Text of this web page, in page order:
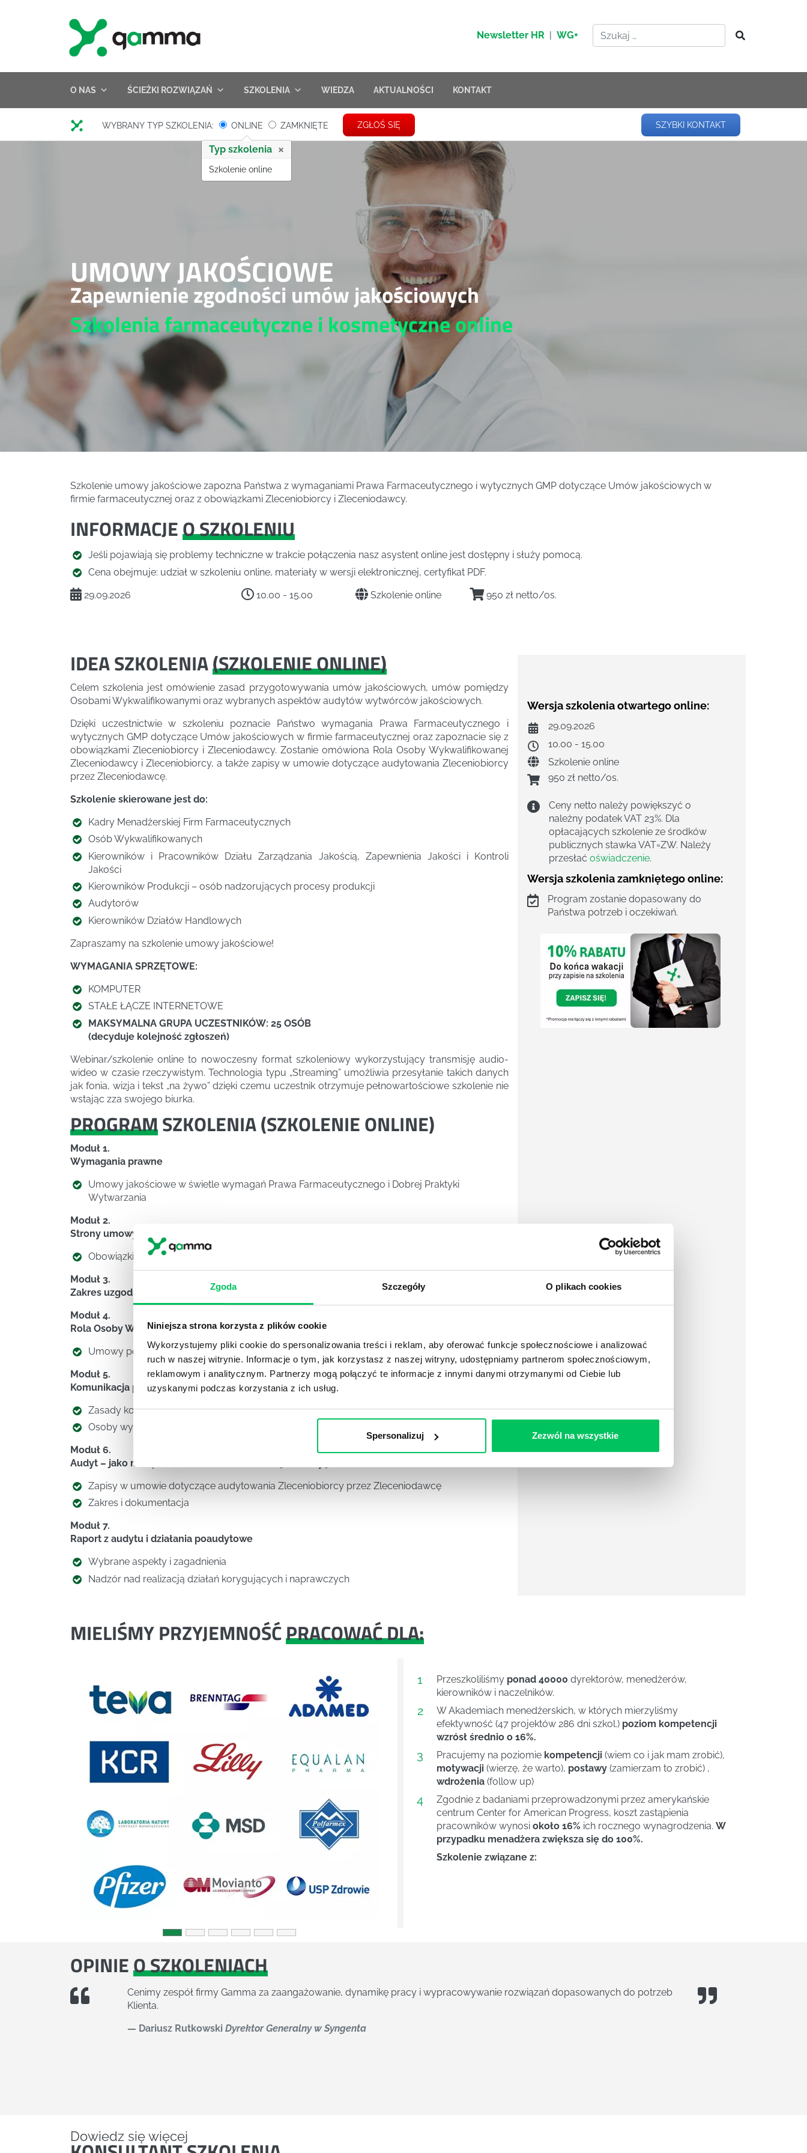
Zgoda Szczegóły O plikach cookies
Niniejsza strona korzysta z plików cookie
Wykorzystujemy pliki cookie do spersonalizowania treści i reklam, aby oferować funkcje społecznościowe i analizować
ruch w naszej witrynie. Informacje o tym, jak korzystasz z naszej witryny, udostępniamy partnerom społecznościowym,
reklamowym i analitycznym. Partnerzy mogą połączyć te informacje z innymi danymi otrzymanymi od Ciebie lub
uzyskanymi podczas korzystania z ich usług.
Spersonalizuj Zezwól na wszystkie
Newsletter HR | WG+
O NAS ŚCIEŻKI ROZWIĄZAŃ SZKOLENIA WIEDZA AKTUALNOŚCI KONTAKT
WYBRANY TYP SZKOLENIA: ONLINE ZAMKNIĘTE ZGŁOŚ SIĘ SZYBKI KONTAKT
UMOWY JAKOŚCIOWE
Zapewnienie zgodności umów jakościowych
Szkolenia farmaceutyczne i kosmetyczneonline
Szkolenie umowy jakościowe zapozna Państwa z wymaganiami Prawa Farmaceutycznego i wytycznych GMP dotyczące Umów jakościowych w
firmie farmaceutycznej oraz z obowiązkami Zleceniobiorcy i Zleceniodawcy.
INFORMACJEO SZKOLENIU
Jeśli pojawiają się problemy techniczne w trakcie połączenia nasz asystent online jest dostępny i służy pomocą.
Cena obejmuje: udział w szkoleniu online, materiały w wersji elektronicznej, certyfikat PDF.
29.09.2026
10.00 - 15.00 Szkolenie online 950 zł netto/os.
IDEA SZKOLENIA(SZKOLENIE ONLINE)
Celem szkolenia jest omówienie zasad przygotowywania umów jakościowych, umów pomiędzy
Osobami Wykwalifikowanymi oraz wybranych aspektów audytów wytwórców jakościowych.
Dzięki uczestnictwie w szkoleniu poznacie Państwo wymagania Prawa Farmaceutycznego i
wytycznych GMP dotyczące Umów jakościowych w firmie farmaceutycznej oraz zapoznacie się z
obowiązkami Zleceniobiorcy i Zleceniodawcy. Zostanie omówiona Rola Osoby Wykwalifikowanej
Zleceniodawcy i Zleceniobiorcy, a także zapisy w umowie dotyczące audytowania Zleceniobiorcy
przez Zleceniodawcę.
Szkolenie skierowane jest do:
Kadry Menadżerskiej Firm Farmaceutycznych
Osób Wykwalifikowanych
Kierowników i Pracowników Działu Zarządzania Jakością, Zapewnienia Jakości i Kontroli
Jakości
Kierowników Produkcji – osób nadzorujących procesy produkcji
Audytorów
Kierowników Działów Handlowych
Zapraszamy na szkolenie umowy jakościowe!
WYMAGANIA SPRZĘTOWE:
KOMPUTER
STAŁE ŁĄCZE INTERNETOWE
MAKSYMALNA GRUPA UCZESTNIKÓW: 25 OSÓB
(decyduje kolejność zgłoszeń)
Webinar/szkolenie online to nowoczesny format szkoleniowy wykorzystujący transmisję audio-
wideo w czasie rzeczywistym. Technologia typu „Streaming” umożliwia przesyłanie takich danych
jak fonia, wizja i tekst „na żywo” dzięki czemu uczestnik otrzymuje pełnowartościowe szkolenie nie
wstając zza swojego biurka.
PROGRAMSZKOLENIA (SZKOLENIE ONLINE)
Moduł 1.
Wymagania prawne
Umowy jakościowe w świetle wymagań Prawa Farmaceutycznego i Dobrej Praktyki
Wytwarzania
Moduł 2.
Strony umowy
Obowiązki Zleceniobiorcy i Zleceniodawcy
Moduł 3.
Zakres uzgodnień technicznych umowy
Moduł 4.
Rola Osoby Wykwalifikowanej Zleceniodawcy i Zleceniobiorcy
Umowy pomiędzy Osobami Wykwalifikowanymi
Moduł 5.
Komunikacja pomiędzy stronami w zakresie umowy
Zasady komunikowania
Osoby wyznaczone do kontaktów
Moduł 6.
Audyt – jako narzędzie nadzorowania realizacji Umowy jakościowe
Zapisy w umowie dotyczące audytowania Zleceniobiorcy przez Zleceniodawcę
Zakres i dokumentacja
Moduł 7.
Raport z audytu i działania poaudytowe
Wybrane aspekty i zagadnienia
Nadzór nad realizacją działań korygujących i naprawczych
Wersja szkolenia otwartego online:
29.09.2026
10.00 - 15.00
Szkolenie online
950 zł netto/os.
Ceny netto należy powiększyć o
należny podatek VAT 23%. Dla
opłacających szkolenie ze środków
publicznych stawka VAT=ZW. Należy
przesłać oświadczenie.
Wersja szkolenia zamkniętego online:
Program zostanie dopasowany do
Państwa potrzeb i oczekiwań.
MIELIŚMY PRZYJEMNOŚĆPRACOWAĆ DLA:
1 Przeszkoliliśmy ponad 40000 dyrektorów, menedżerów,
kierowników i naczelników.
2
W Akademiach menedżerskich, w których mierzyliśmy
efektywność (47 projektów 286 dni szkol.) poziom kompetencji
wzrósł średnio o 16%.
3 Pracujemy na poziomie kompetencji (wiem co i jak mam zrobić),
motywacji (wierzę, że warto), postawy (zamierzam to zrobić) ,
wdrożenia (follow up)
4
Zgodnie z badaniami przeprowadzonymi przez amerykańskie
centrum Center for American Progress, koszt zastąpienia
pracowników wynosi około 16% ich rocznego wynagrodzenia. W
przypadku menadżera zwiększa się do 100%.
Szkolenie związane z:
OPINIEO SZKOLENIACH
Efekt marketingowy szkoleń najłatwiej mierzyć prośbami o kolejne tego typu spotkania. Farmaceuci, jako wyjątkowo
wymagająca grupa na tyle wysoko ocenili pracę trenerską, że sami, z własnej inicjatywy zwracali się z prośbą do
Dowiedz się więcej
Typ szkolenia ×
Szkolenie online